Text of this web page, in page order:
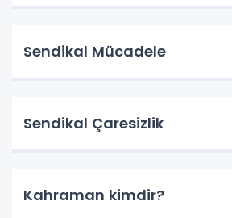
Sendikal Mücadele
Sendikal Çaresizlik
Kahraman kimdir?